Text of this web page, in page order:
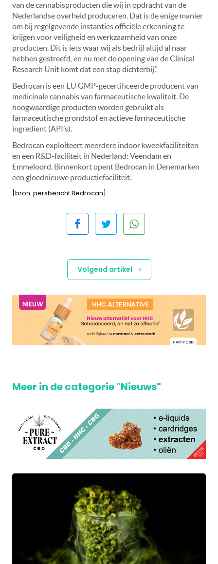
van de cannabisproducten die wij in opdracht van de
Nederlandse overheid produceren. Dat is de enige manier
om bij regelgevende instanties officiële erkenning te
krijgen voor veiligheid en werkzaamheid van onze
producten. Dit is iets waar wij als bedrijf altijd al naar
hebben gestreefd, en nu met de opening van de Clinical
Research Unit komt dat een stap dichterbij.”
Bedrocan is een EU GMP-gecertificeerde producent van
medicinale cannabis van farmaceutische kwaliteit. De
hoogwaardige producten worden gebruikt als
farmaceutische grondstof en actieve farmaceutische
ingrediënt (API’s).
Bedrocan exploiteert meerdere indoor kweekfaciliteiten
en een R&D-faciliteit in Nederland: Veendam en
Emmeloord. Binnenkort opent Bedrocan in Denemarken
een gloednieuwe productiefaciliteit.
[bron: persbericht Bedrocan]
Volgend artikel
Meer in de categorie "Nieuws"